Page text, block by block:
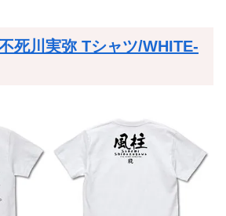
死川実弥 Tシャツ/WHITE-